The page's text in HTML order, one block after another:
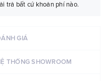
trả bất cứ khoản phí nào.
GIÁ
THỐNG SHOWROOM